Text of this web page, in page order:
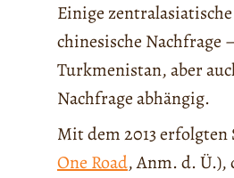
Einige
chinesische Nachfrage
Turkmenistan, aber
Nachfrage abhängig.
Mit dem 2013
One Road, Anm. d. Ü.),